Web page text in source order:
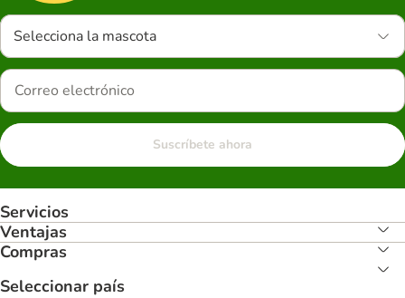
Selecciona la mascota
Suscríbete ahora
Servicios
Ventajas
Compras
Seleccionar país